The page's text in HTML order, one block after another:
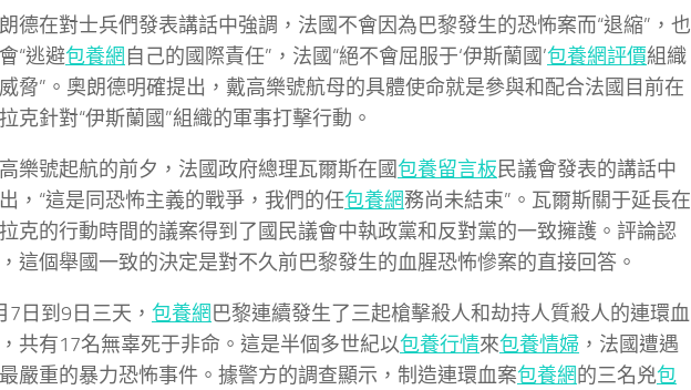
德在對士兵們發表講話中強調，法國不會因為巴黎發生的恐怖案而“退縮”，也
“逃避包養網 自己的國際責任”，法國“絕不會屈服于‘伊斯蘭國’包養網評價組織
脅”。奧朗德明確提出，戴高樂號航母的具體使命就是參與和配合法國目前在
克針對“伊斯蘭國”組織的軍事打擊行動。
樂號起航的前夕，法國政府總理瓦爾斯在國包養留言板民議會發表的講話中
，“這是同恐怖主義的戰爭，我們的任包養網務尚未結束”。瓦爾斯關于延長在
克的行動時間的議案得到了國民議會中執政黨和反對黨的一致擁護。評論認
這個舉國一致的決定是對不久前巴黎發生的血腥恐怖慘案的直接回答。
7日到9日三天， 包養網巴黎連續發生了三起槍擊殺人和劫持人質殺人的連環血
共有17名無辜死于非命。這是半個多世紀以包養行情來包養情婦 ，法國遭遇
嚴重的暴力恐怖事件。據警方的調查顯示，制造連環血案包養網的三名兇包